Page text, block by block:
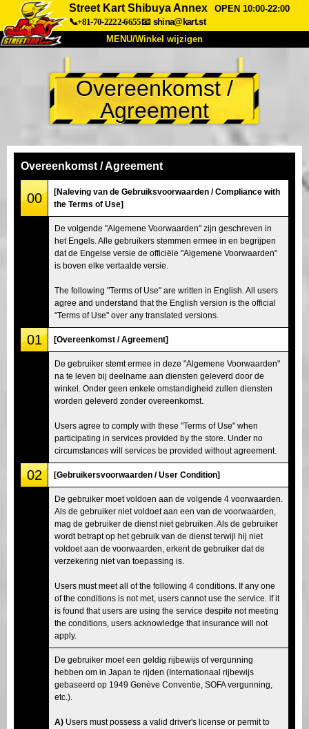
Street Kart Shibuya Annex
OPEN 10:00-22:00
📞+81-70-2222-6655📧 shina@kart.st
MENU/Winkel wijzigen
Over Specificaties Prijzen
Toegang Ervaringen FAQ
Winkel wijzigen
Tokyo Akihabara#2
Tokyo Shibuya Annex Tokyo Bay
Tokyo Asakusa Osaka
Overeenkomst /
Agreement
Overeenkomst / Agreement
00
[Naleving van de Gebruiksvoorwaarden / Compliance with
the Terms of Use]
De volgende "Algemene Voorwaarden" zijn geschreven in
het Engels. Alle gebruikers stemmen ermee in en begrijpen
dat de Engelse versie de officiële "Algemene Voorwaarden"
is boven elke vertaalde versie.
The following "Terms of Use" are written in English. All users
agree and understand that the English version is the official
"Terms of Use" over any translated versions.
01 [Overeenkomst / Agreement]
De gebruiker stemt ermee in deze "Algemene Voorwaarden"
na te leven bij deelname aan diensten geleverd door de
winkel. Onder geen enkele omstandigheid zullen diensten
worden geleverd zonder overeenkomst.
Users agree to comply with these "Terms of Use" when
participating in services provided by the store. Under no
circumstances will services be provided without agreement.
02 [Gebruikersvoorwaarden / User Condition]
De gebruiker moet voldoen aan de volgende 4 voorwaarden.
Als de gebruiker niet voldoet aan een van de voorwaarden,
mag de gebruiker de dienst niet gebruiken. Als de gebruiker
wordt betrapt op het gebruik van de dienst terwijl hij niet
voldoet aan de voorwaarden, erkent de gebruiker dat de
verzekering niet van toepassing is.
Users must meet all of the following 4 conditions. If any one
of the conditions is not met, users cannot use the service. If it
is found that users are using the service despite not meeting
the conditions, users acknowledge that insurance will not
apply.
De gebruiker moet een geldig rijbewijs of vergunning
hebben om in Japan te rijden (Internationaal rijbewijs
gebaseerd op 1949 Genève Conventie, SOFA vergunning,
etc.).
A) Users must possess a valid driver's license or permit to